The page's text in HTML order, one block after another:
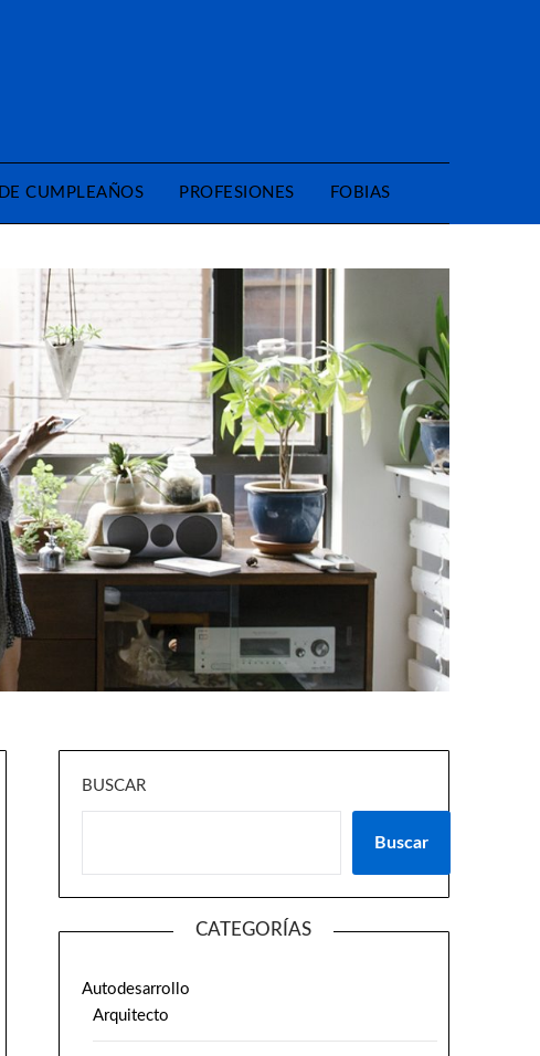
CUMPLEAÑOS PROFESIONES FOBIAS
BUSCAR
Buscar
CATEGORÍAS
Autodesarrollo
Arquitecto